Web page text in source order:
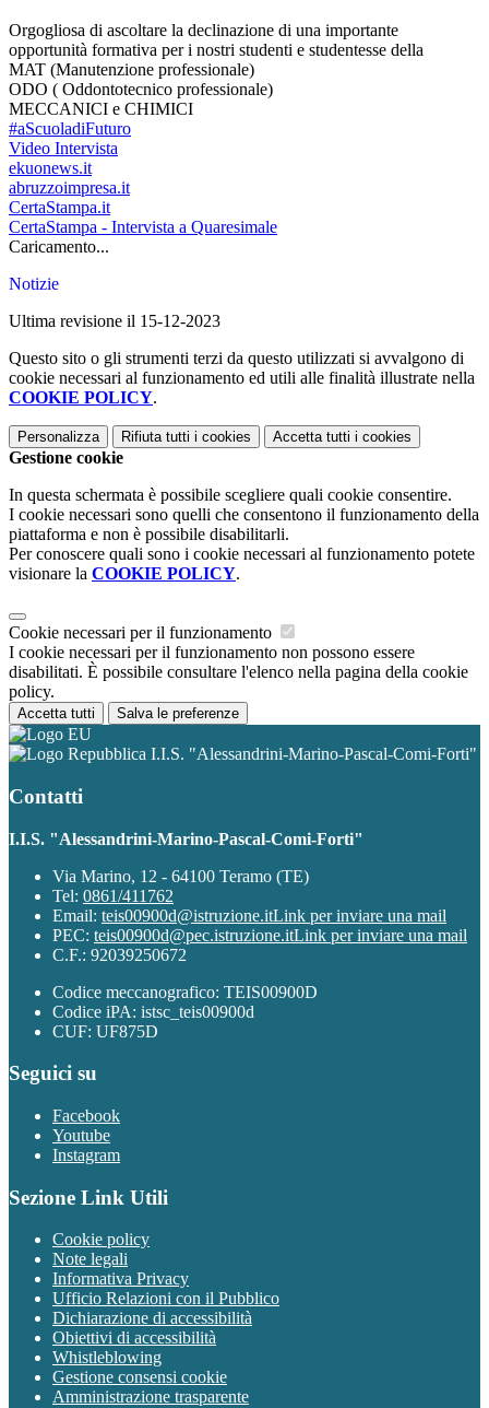
Orgogliosa di ascoltare la declinazione di una importante
opportunità formativa per i nostri studenti e studentesse della
MAT (Manutenzione professionale)
ODO ( Oddontotecnico professionale)
MECCANICI e CHIMICI
#aScuoladiFuturo
Video Intervista
ekuonews.it
abruzzoimpresa.it
CertaStampa.it
CertaStampa - Intervista a Quaresimale
Caricamento...
Notizie
Ultima revisione il 15-12-2023
Questo sito o gli strumenti terzi da questo utilizzati si avvalgono di
cookie necessari al funzionamento ed utili alle finalità illustrate nella
COOKIE POLICY.
Personalizza Rifiuta tutti i cookies Accetta tutti i cookies
Gestione cookie
In questa schermata è possibile scegliere quali cookie consentire.
I cookie necessari sono quelli che consentono il funzionamento della
piattaforma e non è possibile disabilitarli.
Per conoscere quali sono i cookie necessari al funzionamento potete
visionare la COOKIE POLICY.
Cookie necessari per il funzionamento
I cookie necessari per il funzionamento non possono essere
disabilitati. È possibile consultare l'elenco nella pagina della cookie
policy.
Accetta tutti Salva le preferenze
I.I.S. "Alessandrini-Marino-Pascal-Comi-Forti"
Contatti
I.I.S. "Alessandrini-Marino-Pascal-Comi-Forti"
Via Marino, 12 - 64100 Teramo (TE)
Tel: 0861/411762
Email: teis00900d@istruzione.itLink per inviare una mail
PEC: teis00900d@pec.istruzione.itLink per inviare una mail
C.F.: 92039250672
Codice meccanografico: TEIS00900D
Codice iPA: istsc_teis00900d
CUF: UF875D
Seguici su
Facebook
Youtube
Instagram
Sezione Link Utili
Cookie policy
Note legali
Informativa Privacy
Ufficio Relazioni con il Pubblico
Dichiarazione di accessibilità
Obiettivi di accessibilità
Whistleblowing
Gestione consensi cookie
Amministrazione trasparente